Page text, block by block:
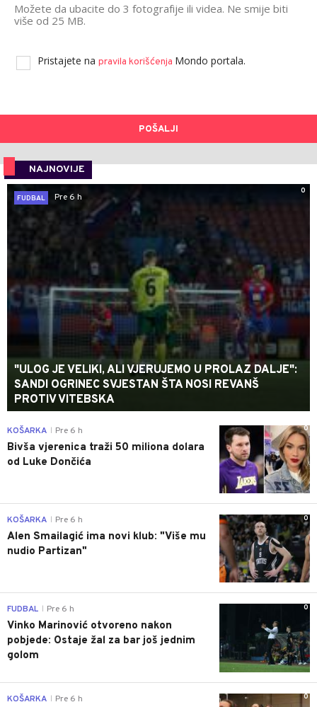
Možete da ubacite do 3 fotografije ili videa. Ne smije biti
više od 25 MB.
Pristajete na pravila korišćenja Mondo portala.
POŠALJI
NAJNOVIJE
0
FUDBAL
Pre 6 h
"ULOG JE VELIKI, ALI VJERUJEMO U PROLAZ DALJE":
SANDI OGRINEC SVJESTAN ŠTA NOSI REVANŠ
PROTIV VITEBSKA
0
KOŠARKA Pre 6 h
Bivša vjerenica traži 50 miliona dolara
od Luke Dončića
0
KOŠARKA Pre 6 h
Alen Smailagić ima novi klub: "Više mu
nudio Partizan"
0
FUDBAL Pre 6 h
Vinko Marinović otvoreno nakon
pobjede: Ostaje žal za bar još jednim
golom
0
KOŠARKA Pre 6 h